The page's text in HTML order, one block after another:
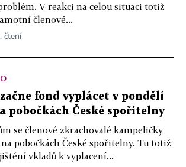
V reakci na celou situaci totiž
členové...
čtení
fond vyplácet v pondělí
pobočkách České spořitelny
se členové zkrachovalé kampeličky
pobočkách České spořitelny. Tu totiž
vkladů k vyplacení...